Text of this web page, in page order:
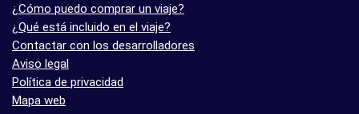
¿Cómo puedo comprar un viaje?
¿Qué está incluido en el viaje?
Contactar con los desarrolladores
Aviso legal
Política de privacidad
Mapa web